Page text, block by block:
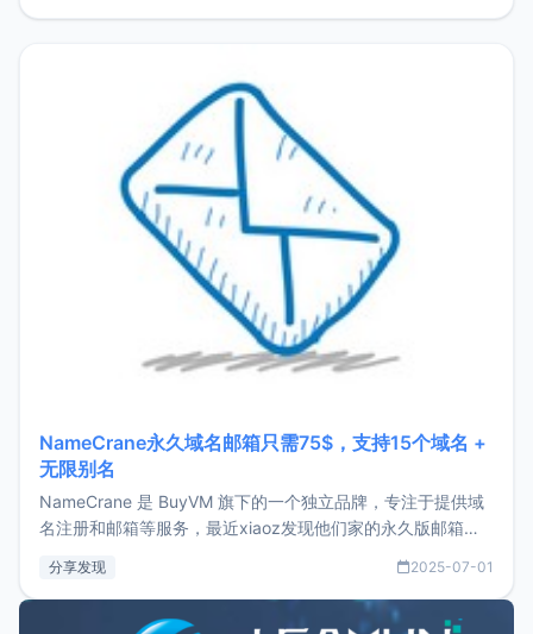
NameCrane永久域名邮箱只需75$，支持15个域名 +
无限别名
NameCrane 是 BuyVM 旗下的一个独立品牌，专注于提供域
名注册和邮箱等服务，最近xiaoz发现他们家的永久版邮箱服
又实惠的域名邮箱，不妨尝试一下 NameCrane。注册
NameCraneNameCrane不支持直接注册，必须要购买
分享发现 2025-07-01